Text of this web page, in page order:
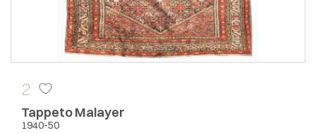
2
Tappeto Malayer
1940-50